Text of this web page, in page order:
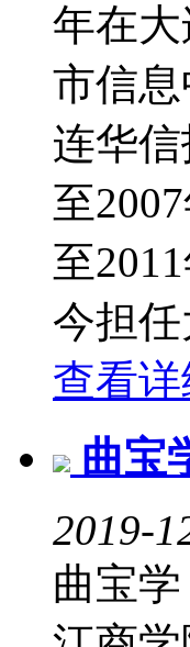
年在
市信
连华
至
至
今担
查看详
曲宝
2019-
曲宝